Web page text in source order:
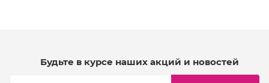
Будьте в курсе наших акций и новостей